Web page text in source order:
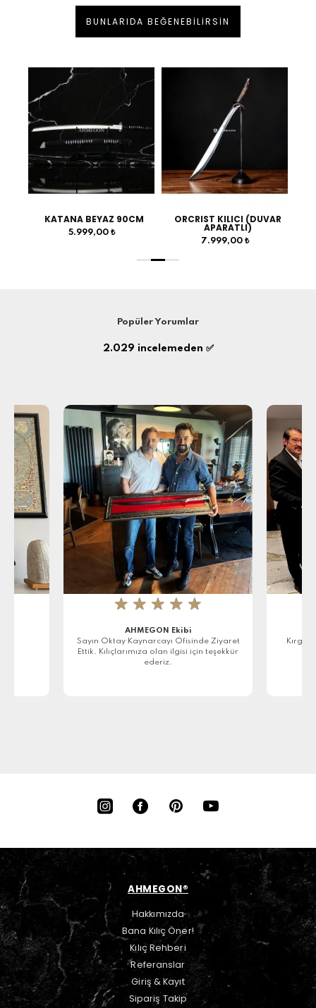
BUNLARIDA BEĞENEBILIRSIN
KURTBAŞLI GÖKTÜRK
KILICI
FATİH SULTAN MEHMET
KILICI
5.999,00 ₺
Popüler Yorumlar
2.029 incelemeden ✅
★ ★ ★ ★ ★
AHMEGON Ekibi
Sayın Oktay Kaynarcayı Ofisinde Ziyaret
Ettik. Kılıçlarımıza olan ilgisi için teşekkür
ederiz.
AHMEGON®
Hakkımızda
Bana Kılıç Öner!
Kılıç Rehberi
Referanslar
Giriş & Kayıt
Sipariş Takip